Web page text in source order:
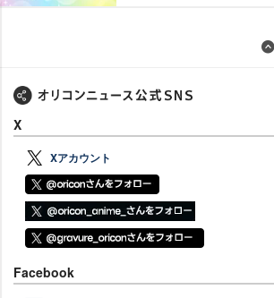
X
Xアカウント
Facebook